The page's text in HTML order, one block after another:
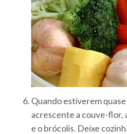
Quando estiverem
acrescente a couve-flor,
e o brócolis. Deixe